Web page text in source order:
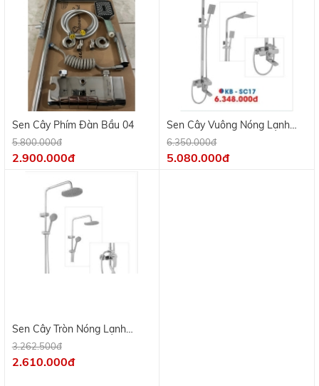
Sen Cây Phím Đàn Bầu 04
5.800.000đ
2.900.000đ
Sen Cây Vuông Nóng Lạnh
Inox 304 KB-SC17
6.350.000đ
5.080.000đ
Sen Cây Tròn Nóng Lạnh
Đồng Thau Mạ Crome KV-
9181
3.262.500đ
2.610.000đ